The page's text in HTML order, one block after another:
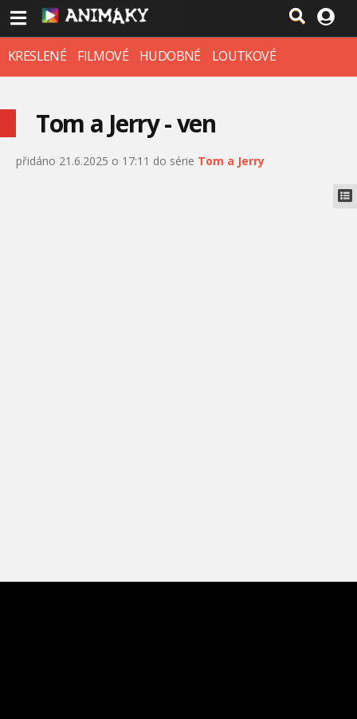
KRESLENÉ FILMOVÉ HUDOBNÉ LOUTKOVÉ
Tom a Jerry - ven
přidáno 21.6.2025 o 17:11 do série Tom a Jerry